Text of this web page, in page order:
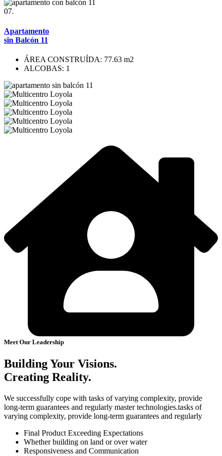
07.
Apartamento
sin Balcón 11
ÁREA CONSTRUÍDA: 77.63 m2
ALCOBAS: 1
Meet Our Leadership
Building Your Visions.
Creating Reality.
We successfully cope with tasks of varying complexity, provide
long-term guarantees and regularly master technologies.tasks of
varying complexity, provide long-term guarantees and regularly
Final Product Exceeding Expectations
Whether building on land or over water
Responsiveness and Communication